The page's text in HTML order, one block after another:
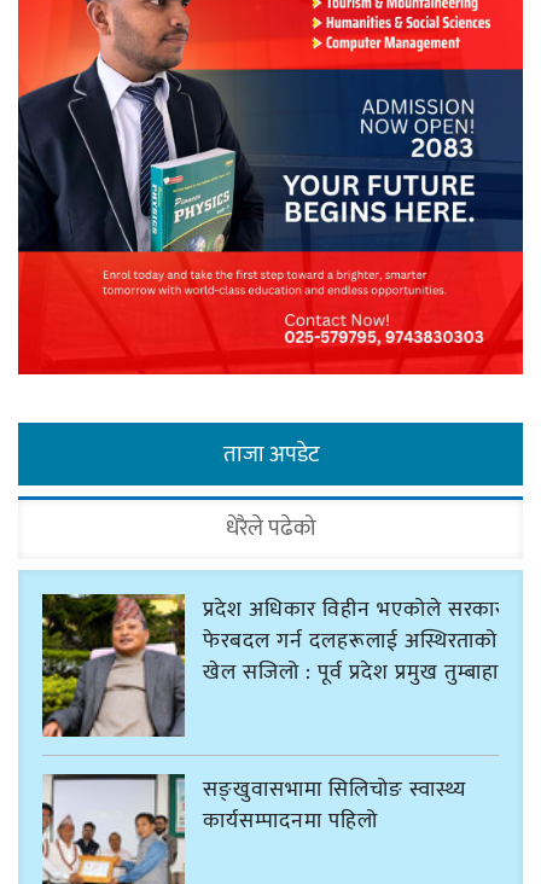
ताजा अपडेट
धेरैले पढेको
प्रदेश अधिकार विहीन भएकोले सरकार
फेरबदल गर्न दलहरूलाई अस्थिरताको
खेल सजिलो : पूर्व प्रदेश प्रमुख तुम्बाहाङ
सङ्खुवासभामा सिलिचोङ स्वास्थ्य
कार्यसम्पादनमा पहिलो